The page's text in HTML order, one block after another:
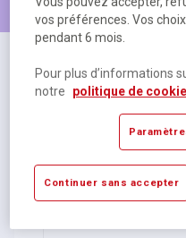
Cahier polypropylène
vos préférences. Vos
pendant 6 mois.
Pour plus d’informations
notre
politique de
Continuer sans accepter